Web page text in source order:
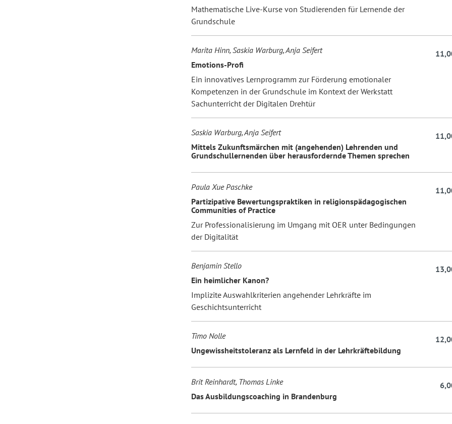
Mathematische Live-Kurse von Studierenden für Lernende der
Grundschule
Marita Hinn, Saskia Warburg, Anja Seifert
Emotions-Profi
Ein innovatives Lernprogramm zur Förderung emotionaler
Kompetenzen in der Grundschule im Kontext der Werkstatt
Sachunterricht der Digitalen Drehtür
Saskia Warburg, Anja Seifert
Mittels Zukunftsmärchen mit (angehenden) Lehrenden und
Grundschullernenden über herausfordernde Themen sprechen
Paula Xue Paschke
Partizipative Bewertungspraktiken in religionspädagogischen
Communities of Practice
Zur Professionalisierung im Umgang mit OER unter Bedingungen
der Digitalität
Benjamin Stello
Ein heimlicher Kanon?
Implizite Auswahlkriterien angehender Lehrkräfte im
Geschichtsunterricht
Timo Nolle
Ungewissheitstoleranz als Lernfeld in der Lehrkräftebildung
Brit Reinhardt, Thomas Linke
Das Ausbildungscoaching in Brandenburg